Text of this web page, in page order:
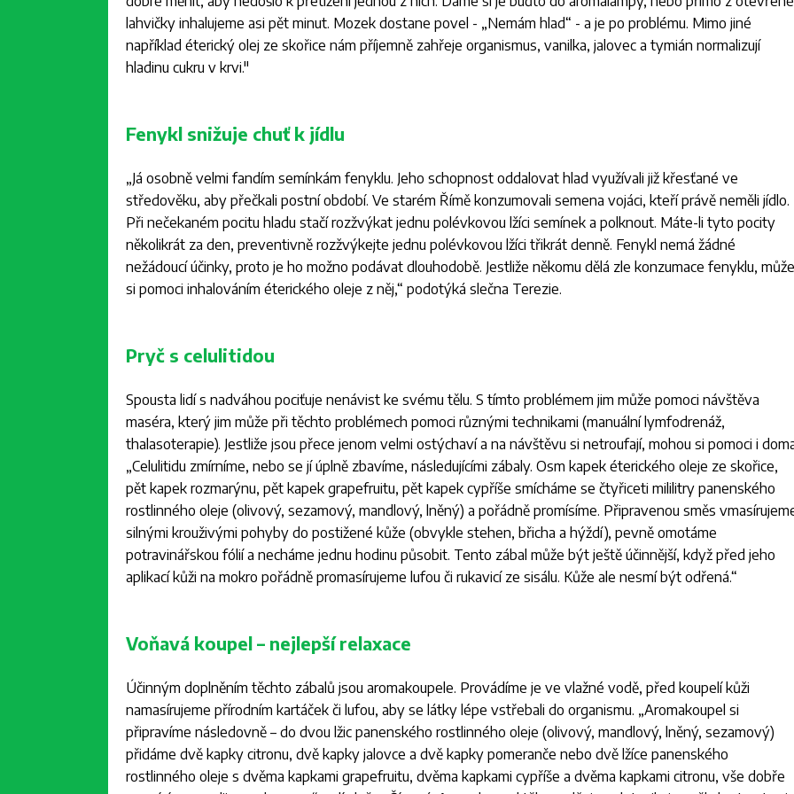
lahvičky inhalujeme asi pět minut. Mozek dostane povel - „Nemám hlad“ - a je po problému. Mimo jiné
například éterický olej ze skořice nám příjemně zahřeje organismus, vanilka, jalovec a tymián normalizují
hladinu cukru v krvi."
Fenykl snižuje chuť k jídlu
„Já osobně velmi fandím semínkám fenyklu. Jeho schopnost oddalovat hlad využívali již křesťané ve
středověku, aby přečkali postní období. Ve starém Římě konzumovali semena vojáci, kteří právě neměli jídlo.
Při nečekaném pocitu hladu stačí rozžvýkat jednu polévkovou lžíci semínek a polknout. Máte-li tyto pocity
několikrát za den, preventivně rozžvýkejte jednu polévkovou lžíci třikrát denně. Fenykl nemá žádné
nežádoucí účinky, proto je ho možno podávat dlouhodobě. Jestliže někomu dělá zle konzumace fenyklu, může
si pomoci inhalováním éterického oleje z něj,“ podotýká slečna Terezie.
Pryč s celulitidou
Spousta lidí s nadváhou pociťuje nenávist ke svému tělu. S tímto problémem jim může pomoci návštěva
maséra, který jim může při těchto problémech pomoci různými technikami (manuální lymfodrenáž,
thalasoterapie). Jestliže jsou přece jenom velmi ostýchaví a na návštěvu si netroufají, mohou si pomoci i
„Celulitidu zmírníme, nebo se jí úplně zbavíme, následujícími zábaly. Osm kapek éterického oleje ze skořice,
pět kapek rozmarýnu, pět kapek grapefruitu, pět kapek cypříše smícháme se čtyřiceti mililitry panenského
rostlinného oleje (olivový, sezamový, mandlový, lněný) a pořádně promísíme. Připravenou směs
silnými krouživými pohyby do postižené kůže (obvykle stehen, břicha a hýždí), pevně omotáme
potravinářskou fólií a necháme jednu hodinu působit. Tento zábal může být ještě účinnější, když před jeho
aplikací kůži na mokro pořádně promasírujeme lufou či rukavicí ze sisálu. Kůže ale nesmí být odřená.“
Voňavá koupel – nejlepší relaxace
Účinným doplněním těchto zábalů jsou aromakoupele. Provádíme je ve vlažné vodě, před koupelí kůži
namasírujeme přírodním kartáček či lufou, aby se látky lépe vstřebali do organismu. „Aromakoupel si
připravíme následovně – do dvou lžic panenského rostlinného oleje (olivový, mandlový, lněný, sezamový)
přidáme dvě kapky citronu, dvě kapky jalovce a dvě kapky pomeranče nebo dvě lžíce panenského
rostlinného oleje s dvěma kapkami grapefruitu, dvěma kapkami cypříše a dvěma kapkami citronu, vše dobře